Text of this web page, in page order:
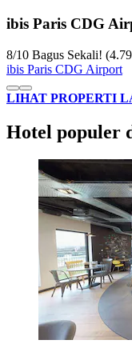
ibis Paris CDG
8/10 Bagus Sekali!
ibis Paris CDG Airport
LIHAT PROPERTI
Hotel populer